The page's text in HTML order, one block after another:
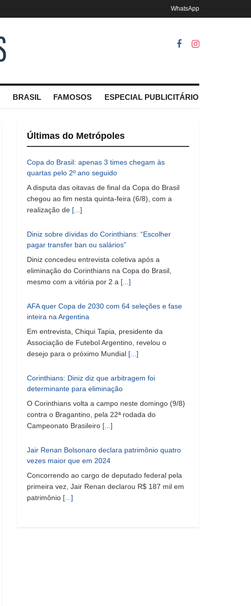
WhatsApp
BRASIL FAMOSOS ESPECIAL PUBLICITÁRIO
Últimas do Metrópoles
Copa do Brasil: apenas 3 times chegam às
quartas pelo 2º ano seguido
A disputa das oitavas de final da Copa do Brasil
chegou ao fim nesta quinta-feira (6/8), com a
realização de [...]
Diniz sobre dívidas do Corinthians: “Escolher
pagar transfer ban ou salários”
Diniz concedeu entrevista coletiva após a
eliminação do Corinthians na Copa do Brasil,
mesmo com a vitória por 2 a [...]
AFA quer Copa de 2030 com 64 seleções e fase
inteira na Argentina
Em entrevista, Chiqui Tapia, presidente da
Associação de Futebol Argentino, revelou o
desejo para o próximo Mundial [...]
Corinthians: Diniz diz que arbitragem foi
determinante para eliminação
O Corinthians volta a campo neste domingo (9/8)
contra o Bragantino, pela 22ª rodada do
Campeonato Brasileiro [...]
Jair Renan Bolsonaro declara patrimônio quatro
vezes maior que em 2024
Concorrendo ao cargo de deputado federal pela
primeira vez, Jair Renan declarou R$ 187 mil em
patrimônio [...]